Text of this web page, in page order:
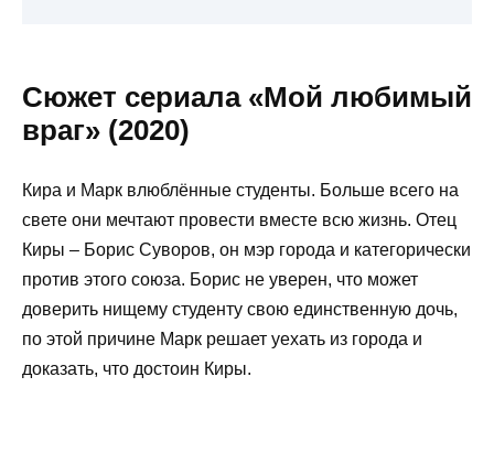
Сюжет сериала «Мой любимый
враг» (2020)
Кира и Марк влюблённые студенты. Больше всего на
свете они мечтают провести вместе всю жизнь. Отец
Киры – Борис Суворов, он мэр города и категорически
против этого союза. Борис не уверен, что может
доверить нищему студенту свою единственную дочь,
по этой причине Марк решает уехать из города и
доказать, что достоин Киры.